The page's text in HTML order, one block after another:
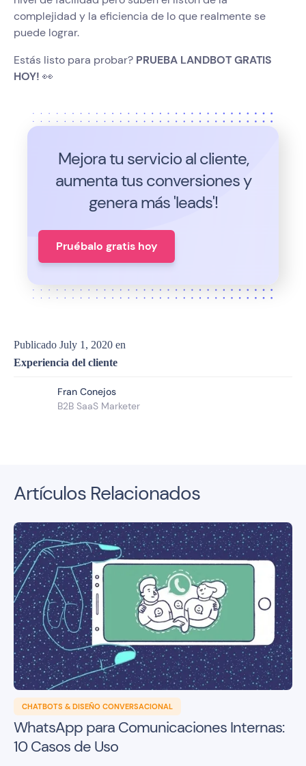
complejidad y la eficiencia de lo que realmente se
puede lograr.
Estás listo para probar? PRUEBA LANDBOT GRATIS
HOY! 👀
Mejora tu servicio al cliente,
aumenta tus conversiones y
genera más 'leads'!
Pruébalo gratis hoy
Publicado July 1, 2020 en
Experiencia del cliente
Fran Conejos
B2B SaaS Marketer
Artículos Relacionados
CHATBOTS & DISEÑO CONVERSACIONAL
WhatsApp para Comunicaciones Internas:
10 Casos de Uso